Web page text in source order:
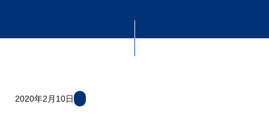
2020年2月10日